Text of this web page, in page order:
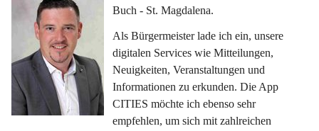
Buch - St. Magdalena.
Als Bürgermeister lade ich ein, unsere
digitalen Services wie Mitteilungen,
Neuigkeiten, Veranstaltungen und
Informationen zu erkunden. Die App
CITIES möchte ich ebenso sehr
empfehlen, um sich mit zahlreichen